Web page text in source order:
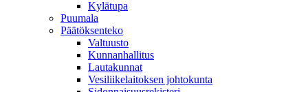
Kylätupa
Puumala
Päätöksenteko
Valtuusto
Kunnanhallitus
Lautakunnat
Vesiliikelaitoksen johtokunta